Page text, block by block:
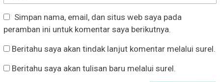
Simpan nama, email, dan situs web saya pada
peramban ini untuk komentar saya berikutnya.
Beritahu saya akan tindak lanjut komentar melalui surel.
Beritahu saya akan tulisan baru melalui surel.